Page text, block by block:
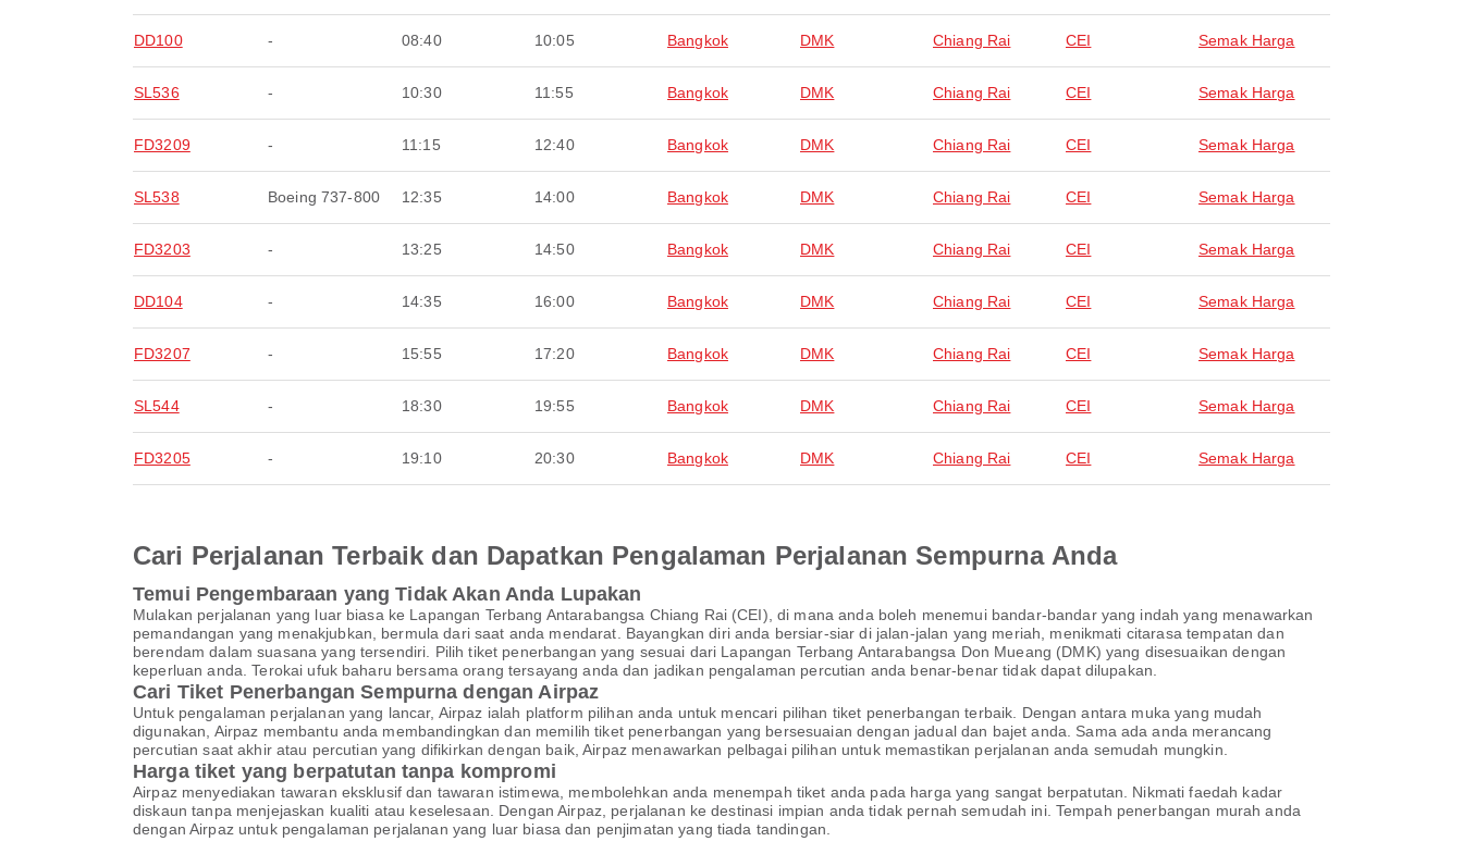
DD100 - 08:40 10:05 Bangkok DMK Chiang Rai CEI Semak Harga
SL536 - 10:30 11:55 Bangkok DMK Chiang Rai CEI Semak Harga
FD3209 - 11:15 12:40 Bangkok DMK Chiang Rai CEI Semak Harga
SL538 Boeing 737-800 12:35 14:00 Bangkok DMK Chiang Rai CEI Semak Harga
FD3203 - 13:25 14:50 Bangkok DMK Chiang Rai CEI Semak Harga
DD104 - 14:35 16:00 Bangkok DMK Chiang Rai CEI Semak Harga
FD3207 - 15:55 17:20 Bangkok DMK Chiang Rai CEI Semak Harga
SL544 - 18:30 19:55 Bangkok DMK Chiang Rai CEI Semak Harga
FD3205 - 19:10 20:30 Bangkok DMK Chiang Rai CEI Semak Harga
Cari Perjalanan Terbaik dan Dapatkan Pengalaman Perjalanan Sempurna Anda
Temui Pengembaraan yang Tidak Akan Anda Lupakan
Mulakan perjalanan yang luar biasa ke Lapangan Terbang Antarabangsa Chiang Rai (CEI), di mana anda boleh menemui bandar-bandar yang indah yang menawarkan
pemandangan yang menakjubkan, bermula dari saat anda mendarat. Bayangkan diri anda bersiar-siar di jalan-jalan yang meriah, menikmati citarasa tempatan dan
berendam dalam suasana yang tersendiri. Pilih tiket penerbangan yang sesuai dari Lapangan Terbang Antarabangsa Don Mueang (DMK) yang disesuaikan dengan
keperluan anda. Terokai ufuk baharu bersama orang tersayang anda dan jadikan pengalaman percutian anda benar-benar tidak dapat dilupakan.
Cari Tiket Penerbangan Sempurna dengan Airpaz
Untuk pengalaman perjalanan yang lancar, Airpaz ialah platform pilihan anda untuk mencari pilihan tiket penerbangan terbaik. Dengan antara muka yang mudah
digunakan, Airpaz membantu anda membandingkan dan memilih tiket penerbangan yang bersesuaian dengan jadual dan bajet anda. Sama ada anda merancang
percutian saat akhir atau percutian yang difikirkan dengan baik, Airpaz menawarkan pelbagai pilihan untuk memastikan perjalanan anda semudah mungkin.
Harga tiket yang berpatutan tanpa kompromi
Airpaz menyediakan tawaran eksklusif dan tawaran istimewa, membolehkan anda menempah tiket anda pada harga yang sangat berpatutan. Nikmati faedah kadar
diskaun tanpa menjejaskan kualiti atau keselesaan. Dengan Airpaz, perjalanan ke destinasi impian anda tidak pernah semudah ini. Tempah penerbangan murah anda
dengan Airpaz untuk pengalaman perjalanan yang luar biasa dan penjimatan yang tiada tandingan.